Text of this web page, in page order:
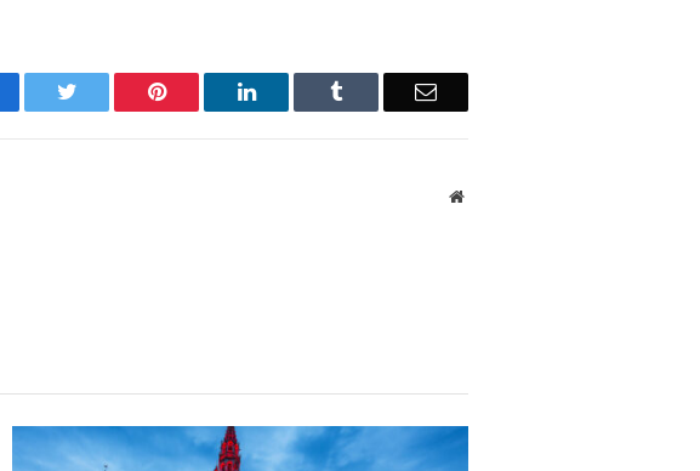
Twitter Pinterest LinkedIn Tumblr Email
Website